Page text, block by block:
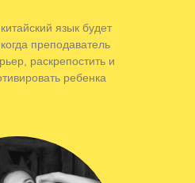
язык будет
преподаватель
раскрепостить и
ребенка